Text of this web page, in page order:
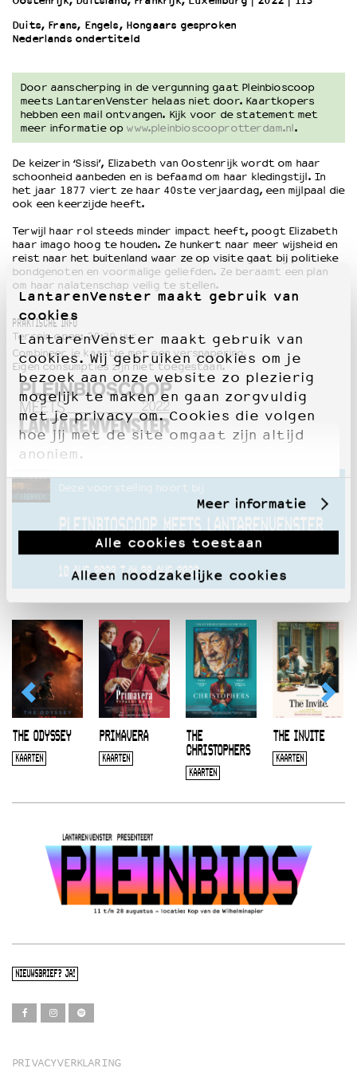
LantarenVenster maakt gebruik van
cookies
LantarenVenster maakt gebruik van
cookies. Wij gebruiken cookies om je
bezoek aan onze website zo plezierig
mogelijk te maken en gaan zorgvuldig
met je privacy om. Cookies die volgen
hoe jij met de site omgaat zijn altijd
anoniem.
Meer informatie
Alle cookies toestaan
Alleen noodzakelijke cookies
OVER LANTARENVENSTER
Wie is wie
Word vriend
Partners
Huisregels
Privacyverklaring
Integriteits- en gedragscode
Duurzaamheid
Culturele boycot Israël
Ruimte voor artistieke vrijheid – VNPF
Duits, Frans, Engels, Hongaars gesproken
Nederlands ondertiteld
Door aanscherping in de vergunning gaat Pleinbioscoop
meets LantarenVenster helaas niet door. Kaartkopers
hebben een mail ontvangen. Kijk voor de statement met
meer informatie op www.pleinbioscooprotterdam.nl.
De keizerin ‘Sissi’, Elizabeth van Oostenrijk wordt om haar
schoonheid aanbeden en is befaamd om haar kledingstijl. In
het jaar 1877 viert ze haar 40ste verjaardag, een mijlpaal die
ook een keerzijde heeft.
Terwijl haar rol steeds minder impact heeft, poogt Elizabeth
haar imago hoog te houden. Ze hunkert naar meer wijsheid en
reist naar het buitenland waar ze op visite gaat bij politieke
bondgenoten en voormalige geliefden. Ze beraamt een plan
om haar nalatenschap veilig te stellen.
PRAKTISCHE INFO
Terrein open: 20:30 uur
Combineer je kaartje met een versnapering.
Eigen consumpties zijn niet toegestaan.
Deze voorstelling hoort bij
PLEINBIOSCOOP MEETS LANTARENVENSTER
GAAT NIET DOOR
10 AUG 2022 T/M 28 AUG 2022
THE ODYSSEY
KAARTEN
PRIMAVERA
KAARTEN
THE
CHRISTOPHERS
KAARTEN
THE INVITE
KAARTEN
NIEUWSBRIEF? JA!
PRIVACYVERKLARING